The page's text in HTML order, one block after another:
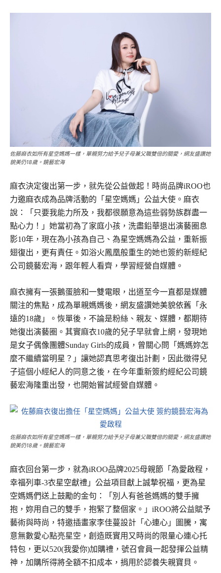
佐藤麻衣如所有星空媽媽一樣，單親努力給予兒子母兼父職雙倍的關愛，網友盛讚她
貌美仍18歲。鏡藝宏海
麻衣決定復出第一步，就先從公益做起！時尚品牌iROO也
力邀麻衣成為品牌活動的「星空媽媽」公益大使。麻衣
說：「只要我能力所及，我都很願意為這些弱勢族群盡一
點心力！」她當初為了家庭小孩，洗盡鉛華退出演藝圈息
影10年，現在為小孩為自己、為星空媽媽為公益，重新振
翅復出，更有責任。如浴火鳳凰般重生的她也簽約新經紀
公司鏡藝宏海，跟年輕人看齊，學習經營自媒體。
麻衣擁有一張鵝蛋臉和一雙電眼，出道至今一直都是媒體
關注的焦點，成為單親媽媽後，網友盛讚她美貌依舊「永
遠的18歲」。恢單後，不論是粉絲、親友、媒體，都期待
她復出演藝圈。其實麻衣10歲的兒子早就會上網，發現她
是女子偶像團體Sunday Girls的成員，曾關心問「媽媽妳怎
麼不繼續當明星？」讓她認真思考復出計劃，因此徵得兒
子這個小經紀人的同意之後，在今年重新簽約經紀公司鏡
藝宏海隆重出發，也開始嘗試經營自媒體。
佐藤麻衣如所有星空媽媽一樣，單親努力給予兒子母兼父職雙倍的關愛，網友盛讚她
貌美仍18歲。鏡藝宏海
麻衣回台第一步，就為iROO品牌2025母親節「為愛啟程，
幸福列車-3衣星空獻禮」公益項目獻上誠摯祝福，更為星
空媽媽們送上鼓勵的金句：「別人有爸爸媽媽的雙手擁
抱，妳用自己的雙手，抱緊了整個家。」 iROO將公益賦予
藝術與時尚，特邀插畫家李佳蔓設計「心連心」圖騰，寓
意無數愛心點亮星空，創造既實用又時尚的限量心連心托
特包，更以520(我愛你)加購禮，號召會員一起發揮公益精
神，加購所得將全額不扣成本，捐用於認養失親寶貝。